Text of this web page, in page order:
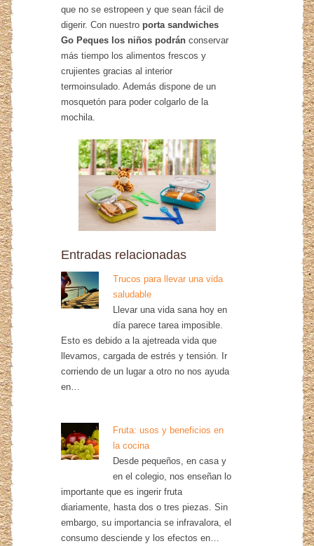
que no se estropeen y que sean fácil de
digerir. Con nuestro porta sandwiches
Go Peques los niños podránconservar
más tiempo los alimentos frescos y
crujientes gracias al interior
termoinsulado. Además dispone de un
mosquetón para poder colgarlo de la
mochila.
Entradas relacionadas
Trucos para llevar una vida
saludable
Llevar una vida sana hoy en
día parece tarea imposible.
Esto es debido a la ajetreada vida que
llevamos, cargada de estrés y tensión. Ir
corriendo de un lugar a otro no nos ayuda
en…
Fruta: usos y beneficios en
la cocina
Desde pequeños, en casa y
en el colegio, nos enseñan lo
importante que es ingerir fruta
diariamente, hasta dos o tres piezas. Sin
embargo, su importancia se infravalora, el
consumo desciende y los efectos en…